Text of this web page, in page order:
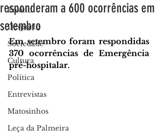
Ensino
Desporto
Sociedade
Cultura
Política
Entrevistas
Matosinhos
Leça da Palmeira
responderam a 600 ocorrências em
setembro
Em setembro foram respondidas
370 ocorrências de Emergência
pré-hospitalar.